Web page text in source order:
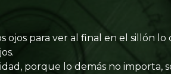
ojos para ver al final en el sillón
porque lo demás no importa,